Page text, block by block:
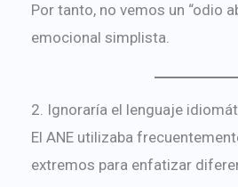
Por tanto, no vemos un “odio
emocional simplista.
2. Ignoraría el lenguaje
El ANE utilizaba
extremos para enfatizar